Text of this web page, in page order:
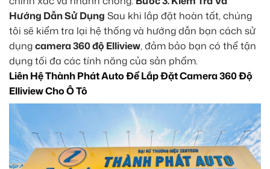
Hướng Dẫn Sử Dụng Sau khi lắp đặt hoàn tất, chúng
tôi sẽ kiểm tra lại hệ thống và hướng dẫn bạn cách sử
dụngcamera 360 độ Elliview, đảm bảo bạn có thể tận
dụng tối đa các tính năng của sản phẩm.
Liên Hệ Thành Phát Auto Để Lắp Đặt Camera 360 Độ
Elliview Cho Ô Tô